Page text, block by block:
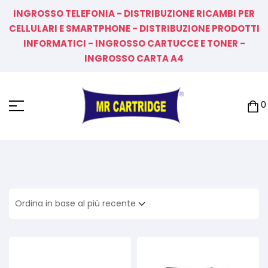
INGROSSO TELEFONIA - DISTRIBUZIONE RICAMBI PER
CELLULARI E SMARTPHONE - DISTRIBUZIONE PRODOTTI
INFORMATICI - INGROSSO CARTUCCE E TONER -
INGROSSO CARTA A4
0